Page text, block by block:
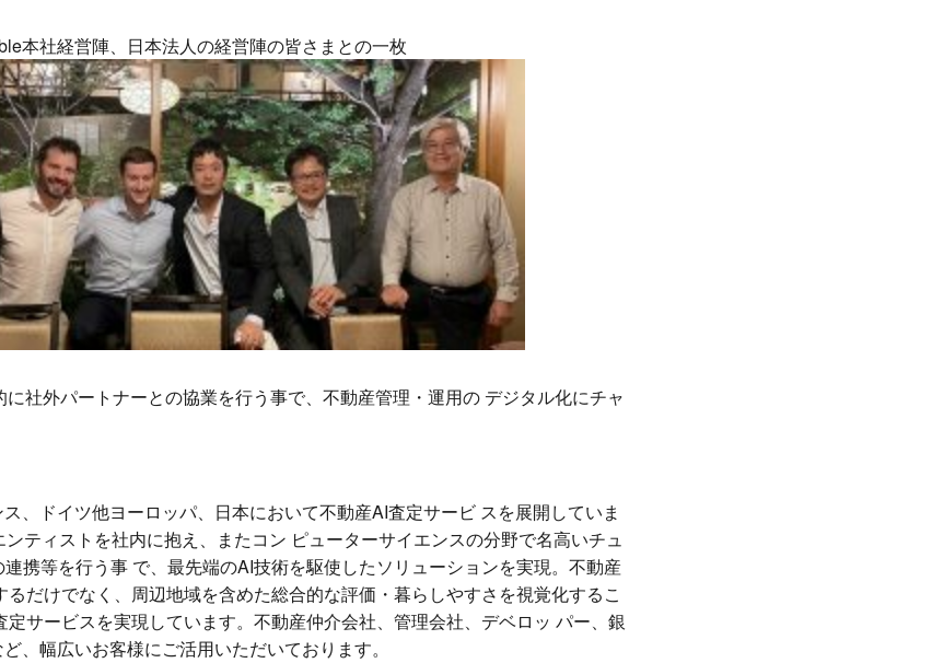
社経営陣、日本法人の経営陣の皆さまとの一枚
社外パートナーとの協業を行う事で、不動産管理・運用の デジタル化にチャ
、ドイツ他ヨーロッパ、日本において不動産AI査定サービ スを展開していま
ティストを社内に抱え、またコン ピューターサイエンスの分野で名高いチュ
携等を行う事 で、最先端のAI技術を駆使したソリューションを実現。不動産
だけでなく、周辺地域を含めた総合的な評価・暮らしやすさを視覚化するこ
定サービスを実現しています。不動産仲介会社、管理会社、デベロッ パー、銀
、幅広いお客様にご活用いただいております。